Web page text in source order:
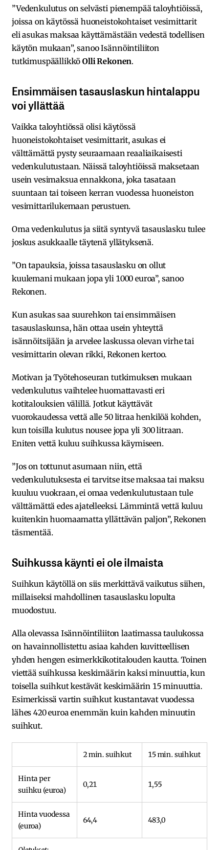
”Vedenkulutus on selvästi pienempää taloyhtiöissä,
joissa on käytössä huoneistokohtaiset vesimittarit
eli asukas maksaa käyttämästään vedestä todellisen
käytön mukaan”, sanoo Isännöintiliiton
tutkimuspäällikköOlli Rekonen.
Ensimmäisen tasauslaskun hintalappu
voi yllättää
Vaikka taloyhtiössä olisi käytössä
huoneistokohtaiset vesimittarit, asukas ei
välttämättä pysty seuraamaan reaaliaikaisesti
vedenkulutustaan. Näissä taloyhtiöissä maksetaan
usein vesimaksua ennakkona, joka tasataan
suuntaan tai toiseen kerran vuodessa huoneiston
vesimittarilukemaan perustuen.
Oma vedenkulutus ja siitä syntyvä tasauslasku tulee
joskus asukkaalle täytenä yllätyksenä.
”On tapauksia, joissa tasauslasku on ollut
kuulemani mukaan jopa yli 1000 euroa”, sanoo
Rekonen.
Kun asukas saa suurehkon tai ensimmäisen
tasauslaskunsa, hän ottaa usein yhteyttä
isännöitsijään ja arvelee laskussa olevan virhe tai
vesimittarin olevan rikki, Rekonen kertoo.
Motivan ja Työtehoseuran tutkimuksen mukaan
vedenkulutus vaihtelee huomattavasti eri
kotitalouksien välillä. Jotkut käyttävät
vuorokaudessa vettä alle 50 litraa henkilöä kohden,
kun toisilla kulutus nousee jopa yli 300 litraan.
Eniten vettä kuluu suihkussa käymiseen.
”Jos on tottunut asumaan niin, että
vedenkulutuksesta ei tarvitse itse maksaa tai maksu
kuuluu vuokraan, ei omaa vedenkulutustaan tule
välttämättä edes ajatelleeksi. Lämmintä vettä kuluu
kuitenkin huomaamatta yllättävän paljon”, Rekonen
täsmentää.
Suihkussa käynti ei ole ilmaista
Suihkun käytöllä on siis merkittävä vaikutus siihen,
millaiseksi mahdollinen tasauslasku lopulta
muodostuu.
Alla olevassa Isännöintiliiton laatimassa taulukossa
on havainnollistettu asiaa kahden kuvitteellisen
yhden hengen esimerkkikotitalouden kautta. Toinen
viettää suihkussa keskimäärin kaksi minuuttia, kun
toisella suihkut kestävät keskimäärin 15 minuuttia.
Esimerkissä vartin suihkut kustantavat vuodessa
lähes 420 euroa enemmän kuin kahden minuutin
suihkut.
2 min. suihkut 15 min. suihkut
Hinta per
suihku (euroa)
0,21 1,55
Hinta vuodessa
(euroa)
64,4 483,0